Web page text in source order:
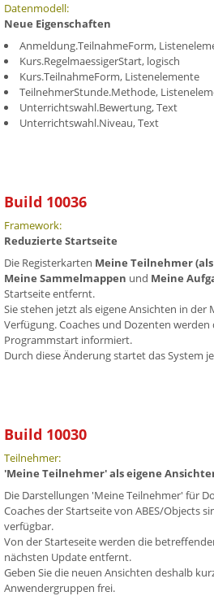
Datenmodell:
Neue Eigenschaften
Anmeldung.TeilnahmeForm,
Kurs.RegelmaessigerStart, logisch
Kurs.TeilnahmeForm, Listenelemente
TeilnehmerStunde.Methode,
Unterrichtswahl.Bewertung, Text
Unterrichtswahl.Niveau, Text
Build 10036
Framework:
Reduzierte Startseite
Die Registerkarten Meine Teilnehmer
Meine Sammelmappen und Meine
Startseite entfernt.
Sie stehen jetzt als eigene Ansichten in der
Verfügung. Coaches und Dozenten
Programmstart informiert.
Durch diese Änderung startet das System
Build 10030
Teilnehmer:
'Meine Teilnehmer' als eigene
Die Darstellungen 'Meine Teilnehmer' für
Coaches der Startseite von ABES/Objects
verfügbar.
Von der Starteseite werden die
nächsten Update entfernt.
Geben Sie die neuen Ansichten deshalb
Anwendergruppen frei.